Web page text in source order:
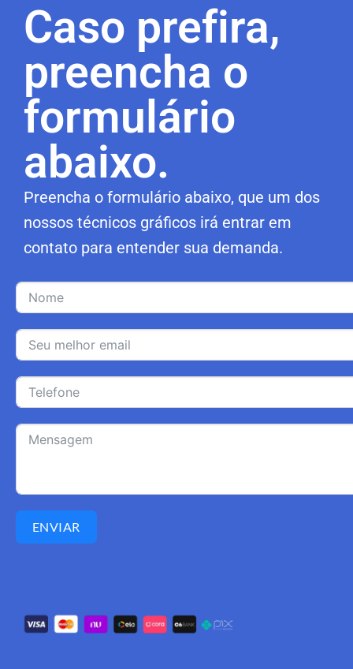
Caso prefira,
preencha o
formulário
abaixo.
Preencha o formulário abaixo, que um dos
nossos técnicos gráficos irá entrar em
contato para entender sua demanda.
ENVIAR